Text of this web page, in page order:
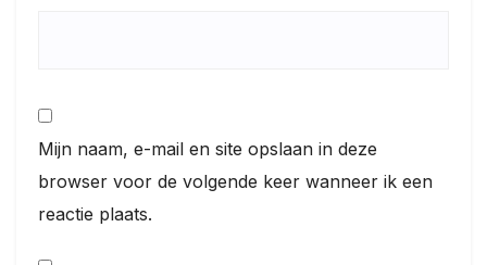
Mijn naam, e-mail en site opslaan in deze
browser voor de volgende keer wanneer ik een
reactie plaats.